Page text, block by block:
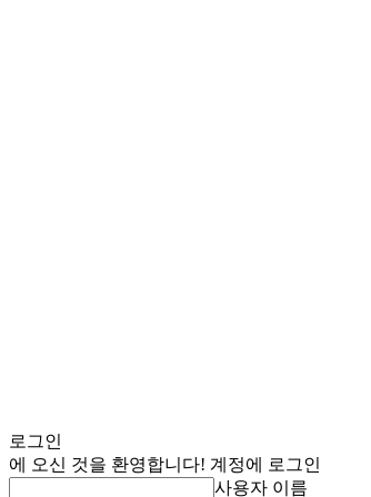
로그인
에 오신 것을 환영합니다! 계정에 로그인
사용자 이름